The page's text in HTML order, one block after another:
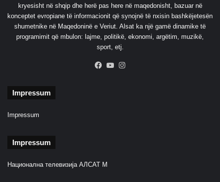
kryesisht në shqip dhe herë pas here në maqedonisht, bazuar në
konceptet evropiane të informacionit që synojnë të nxisin bashkëjetesën
shumetnike në Maqedoninë e Veriut. Alsat ka një gamë dinamike të
programimit që mbulon: lajme, politikë, ekonomi, argëtim, muzikë,
sport, etj.
Facebook
YouTube
Impressum
Impressum
Impressum
Национална телевизија АЛСАТ М